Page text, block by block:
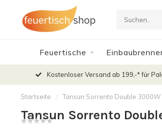
Feuertische
Kostenloser Versand ab 199,-* für
Startseite / Tansun Sorrento Double
Tansun Sorrento